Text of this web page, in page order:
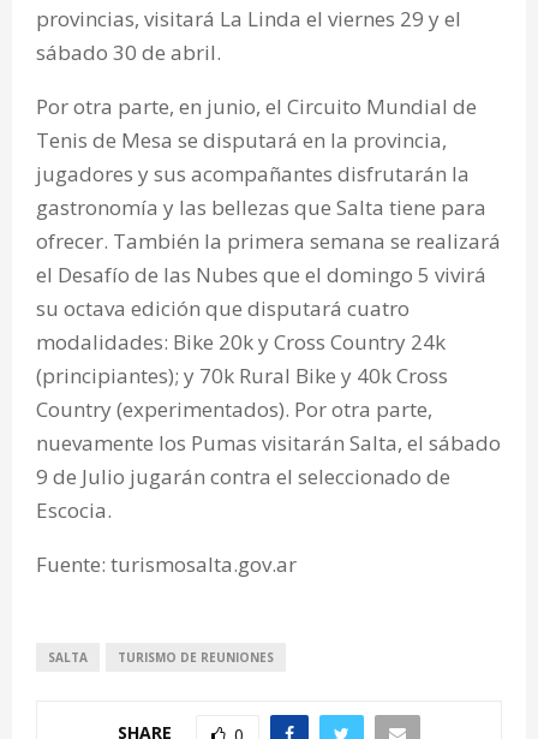
provincias, visitará La Linda el viernes 29 y el
sábado 30 de abril.
Por otra parte, en junio, el Circuito Mundial de
Tenis de Mesa se disputará en la provincia,
jugadores y sus acompañantes disfrutarán la
gastronomía y las bellezas que Salta tiene para
ofrecer. También la primera semana se realizará
el Desafío de las Nubes que el domingo 5 vivirá
su octava edición que disputará cuatro
modalidades: Bike 20k y Cross Country 24k
(principiantes); y 70k Rural Bike y 40k Cross
Country (experimentados). Por otra parte,
nuevamente los Pumas visitarán Salta, el sábado
9 de Julio jugarán contra el seleccionado de
Escocia.
Fuente: turismosalta.gov.ar
SALTA TURISMO DE REUNIONES
SHARE